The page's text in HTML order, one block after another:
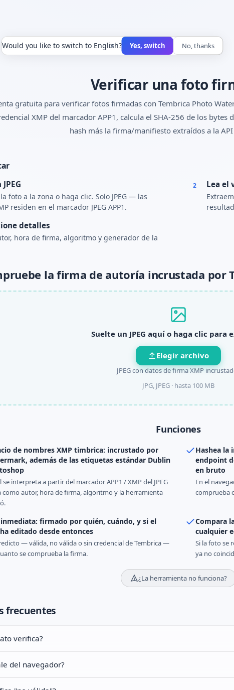
Verificar una foto
gratuita para verificar fotos firmadas con Tembrica Photo
XMP del marcador APP1, calcula el SHA-256 de los bytes
hash más la firma/manifiesto extraídos a la
foto a la zona o haga clic. Solo JPEG — las
residen en el marcador JPEG APP1.
2 Lea el
detalles
hora de firma, algoritmo y generador de la
la firma de autoría incrustada por
Suelte un JPEG aquí o haga clic para
Elegir archivo
JPEG con datos de firma XMP
JPG, JPEG · hasta 100 MB
Funciones
de nombres XMP timbrica: incrustado por
además de las etiquetas estándar Dublin
se interpreta a partir del marcador APP1 / XMP del JPEG
como autor, hora de firma, algoritmo y la herramienta
Hashea la
endpoint
en bruto
En el
comprueba
inmediata: firmado por quién, cuándo, y si el
editado desde entonces
— válida, no válida o sin credencial de Tembrica —
se comprueba la firma.
Compara
cualquier
Si la foto se
ya no
¿La herramienta no funciona?
frecuentes
verifica?
del navegador?
×
Would you like to switch to English? Yes, switch No, thanks